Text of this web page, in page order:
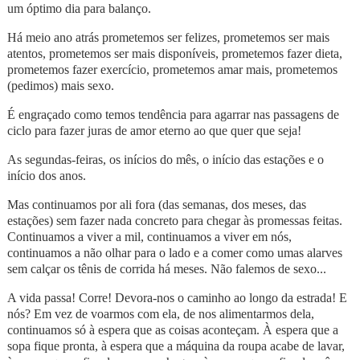
um óptimo dia para balanço.
Há meio ano atrás prometemos ser felizes, prometemos ser mais
atentos, prometemos ser mais disponíveis, prometemos fazer dieta,
prometemos fazer exercício, prometemos amar mais, prometemos
(pedimos) mais sexo.
É engraçado como temos tendência para agarrar nas passagens de
ciclo para fazer juras de amor eterno ao que quer que seja!
As segundas-feiras, os inícios do mês, o início das estações e o
início dos anos.
Mas continuamos por ali fora (das semanas, dos meses, das
estações) sem fazer nada concreto para chegar às promessas feitas.
Continuamos a viver a mil, continuamos a viver em nós,
continuamos a não olhar para o lado e a comer como umas alarves
sem calçar os tênis de corrida há meses. Não falemos de sexo...
A vida passa! Corre! Devora-nos o caminho ao longo da estrada! E
nós? Em vez de voarmos com ela, de nos alimentarmos dela,
continuamos só à espera que as coisas aconteçam. À espera que a
sopa fique pronta, à espera que a máquina da roupa acabe de lavar,